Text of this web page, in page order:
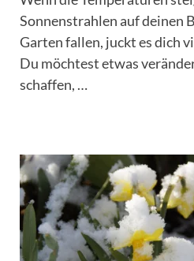
Sonnenstrahlen auf deinen
Garten fallen, juckt es dich
Du möchtest etwas
schaffen, …